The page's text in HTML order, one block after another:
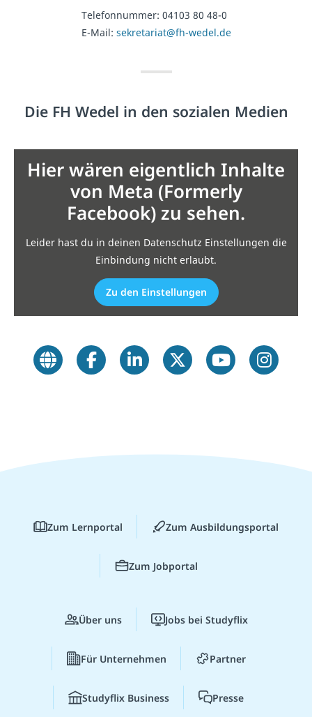
Telefonnummer: 04103 80 48-0
E-Mail: sekretariat@fh-wedel.de
Die FH Wedel in den sozialen Medien
Hier wären eigentlich Inhalte
von Meta (Formerly
Facebook) zu sehen.
Leider hast du in deinen Datenschutz Einstellungen die
Einbindung nicht erlaubt.
Zu den Einstellungen
Zum Lernportal Zum Ausbildungsportal
Zum Jobportal
Über uns Jobs bei Studyflix
Für Unternehmen Partner
Studyflix Business Presse